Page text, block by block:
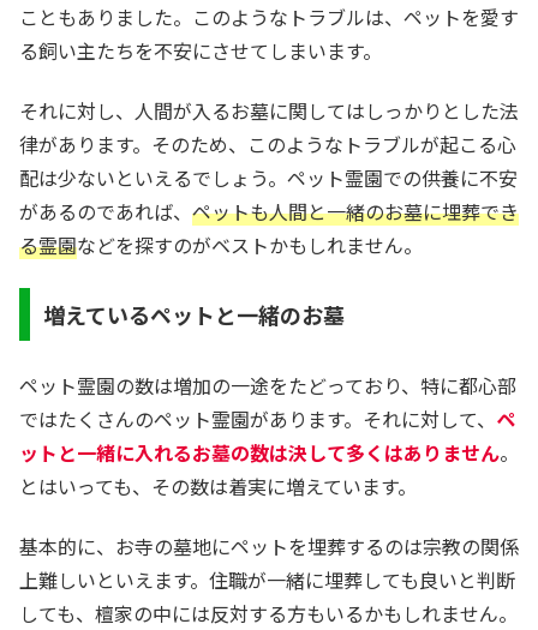
こともありました。このようなトラブルは、ペットを愛す
る飼い主たちを不安にさせてしまいます。
それに対し、人間が入るお墓に関してはしっかりとした法
律があります。そのため、このようなトラブルが起こる心
配は少ないといえるでしょう。ペット霊園での供養に不安
があるのであれば、 ペットも人間と一緒のお墓に埋葬でき
る霊園などを探すのがベストかもしれません。
増えているペットと一緒のお墓
ペット霊園の数は増加の一途をたどっており、特に都心部
ではたくさんのペット霊園があります。それに対して、 ペ
ットと一緒に入れるお墓の数は決して多くはありません。
とはいっても、その数は着実に増えています。
基本的に、お寺の墓地にペットを埋葬するのは宗教の関係
上難しいといえます。住職が一緒に埋葬しても良いと判断
しても、檀家の中には反対する方もいるかもしれません。